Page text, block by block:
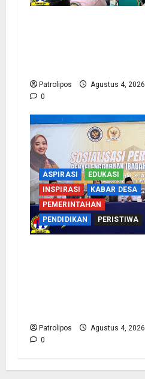
Patrolipos
Agustus 4, 2026
0
ASPIRASI
EDUKASI
INSPIRASI
KABAR DESA
PEMERINTAHAN
PENDIDIKAN
PERISTIWA
Patrolipos
Agustus 4, 2026
0